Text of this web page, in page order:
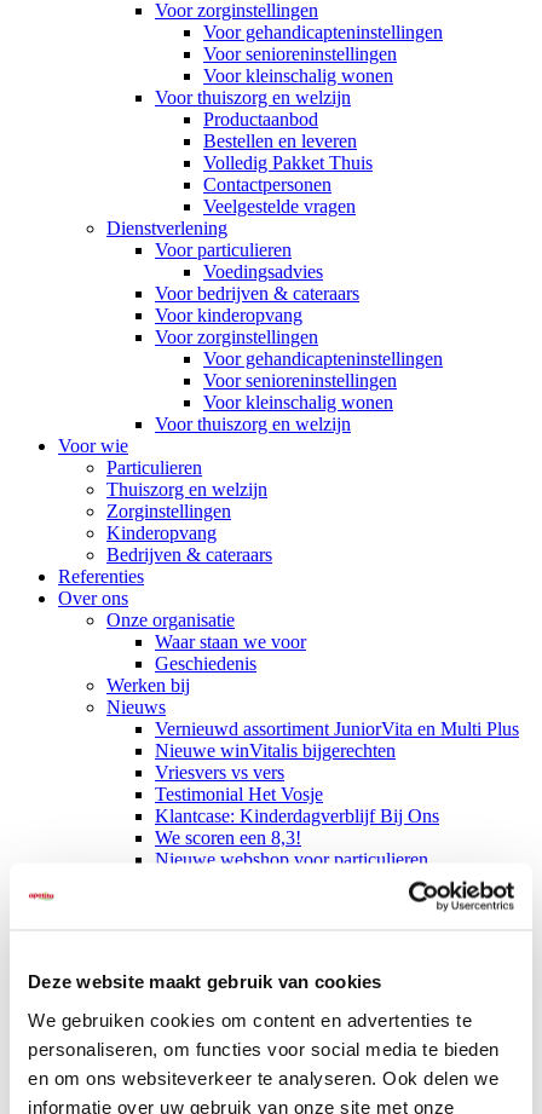
Deze website maakt gebruik van cookies
We gebruiken cookies om content en advertenties te
personaliseren, om functies voor social media te bieden
en om ons websiteverkeer te analyseren. Ook delen we
informatie over uw gebruik van onze site met onze
Voor zorginstellingen
Voor gehandicapteninstellingen
Voor senioreninstellingen
Voor kleinschalig wonen
Voor thuiszorg en welzijn
Productaanbod
Bestellen en leveren
Volledig Pakket Thuis
Contactpersonen
Veelgestelde vragen
Dienstverlening
Voor particulieren
Voedingsadvies
Voor bedrijven & cateraars
Voor kinderopvang
Voor zorginstellingen
Voor gehandicapteninstellingen
Voor senioreninstellingen
Voor kleinschalig wonen
Voor thuiszorg en welzijn
Voor wie
Particulieren
Thuiszorg en welzijn
Zorginstellingen
Kinderopvang
Bedrijven & cateraars
Referenties
Over ons
Onze organisatie
Waar staan we voor
Geschiedenis
Werken bij
Nieuws
Vernieuwd assortiment JuniorVita en Multi Plus
Nieuwe winVitalis bijgerechten
Vriesvers vs vers
Testimonial Het Vosje
Klantcase: Kinderdagverblijf Bij Ons
We scoren een 8,3!
Nieuwe webshop voor particulieren
Nieuwe IDDSI-maaltijden van winVitalis
Samenwerking met Zorghulp
16-06-2025 Samenwerking,Dineren à la carte,
Ledenorganisatie